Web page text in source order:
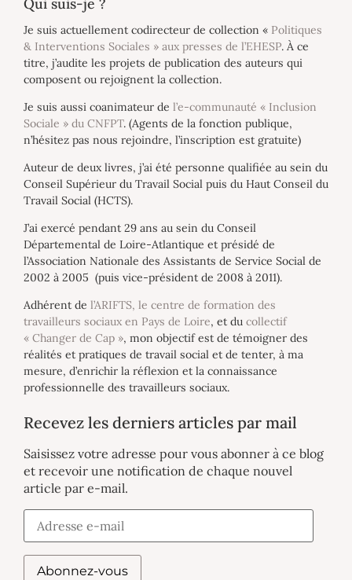
Je suis actuellement codirecteur de collection « Politiques
& Interventions Sociales » aux presses de l’EHESP. À ce
titre, j’audite les projets de publication des auteurs qui
composent ou rejoignent la collection.
Je suis aussi coanimateur de l’e-communauté « Inclusion
Sociale » du CNFPT. (Agents de la fonction publique,
n’hésitez pas nous rejoindre, l’inscription est gratuite)
Auteur de deux livres, j’ai été personne qualifiée au sein du
Conseil Supérieur du Travail Social puis du Haut Conseil du
Travail Social (HCTS).
J’ai exercé pendant 29 ans au sein du Conseil
Départemental de Loire-Atlantique et présidé de
l’Association Nationale des Assistants de Service Social de
2002 à 2005 (puis vice-président de 2008 à 2011).
Adhérent de l’ARIFTS, le centre de formation des
travailleurs sociaux en Pays de Loire, et du collectif
« Changer de Cap », mon objectif est de témoigner des
réalités et pratiques de travail social et de tenter, à ma
mesure, d’enrichir la réflexion et la connaissance
professionnelle des travailleurs sociaux.
Recevez les derniers articles par mail
Saisissez votre adresse pour vous abonner à ce blog
et recevoir une notification de chaque nouvel
article par e-mail.
Abonnez-vous